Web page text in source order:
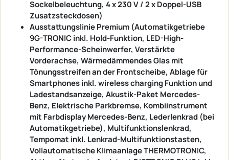
Sockelbeleuchtung, 4 x 230 V / 2 x Doppel-USB
Zusatzsteckdosen)
Ausstattungslinie Premium (Automatikgetriebe
9G-TRONIC inkl. Hold-Funktion, LED-High-
Performance-Scheinwerfer, Verstärkte
Vorderachse, Wärmedämmendes Glas mit
Tönungsstreifen an der Frontscheibe, Ablage für
Smartphones inkl. wireless charging Funktion und
Ladestandsanzeige, Akustik-Paket Mercedes-
Benz, Elektrische Parkbremse, Kombiinstrument
mit Farbdisplay Mercedes-Benz, Lederlenkrad (bei
Automatikgetriebe), Multifunktionslenkrad,
Tempomat inkl. Lenkrad-Multifunktionstasten,
Vollautomatische Klimaanlage THERMOTRONIC,